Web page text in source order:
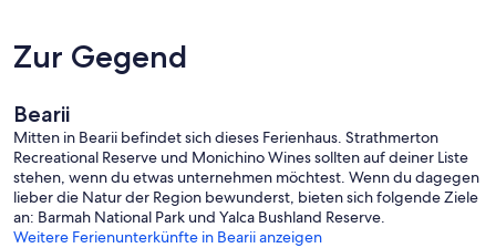
Zur Gegend
Bearii
Mitten in Bearii befindet sich dieses Ferienhaus. Strathmerton
Recreational Reserve und Monichino Wines sollten auf deiner Liste
stehen, wenn du etwas unternehmen möchtest. Wenn du dagegen
lieber die Natur der Region bewunderst, bieten sich folgende Ziele
an: Barmah National Park und Yalca Bushland Reserve.
Weitere Ferienunterkünfte in Bearii anzeigen